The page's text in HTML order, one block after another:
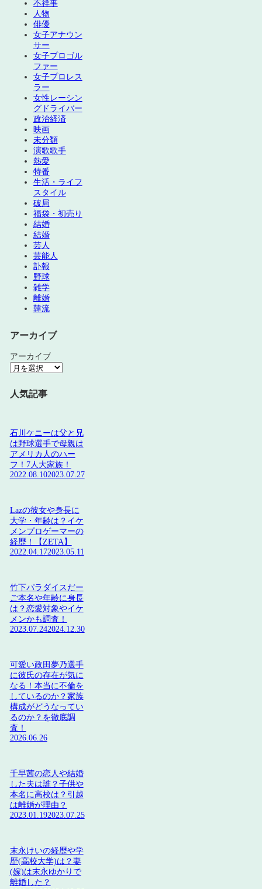
不祥事
人物
俳優
女子アナウン
サー
女子プロゴル
ファー
女子プロレス
ラー
女性レーシン
グドライバー
政治経済
映画
未分類
演歌歌手
熱愛
特番
生活・ライフ
スタイル
破局
福袋・初売り
結婚
結婚
芸人
芸能人
訃報
野球
雑学
離婚
韓流
アーカイブ
アーカイブ
人気記事
石川ケニーは父と兄
は野球選手で母親は
アメリカ人のハー
フ！7人大家族！
2022.08.102023.07.27
Lazの彼女や身長に
大学・年齢は？イケ
メンプロゲーマーの
経歴！【ZETA】
2022.04.172023.05.11
竹下パラダイスだー
ご本名や年齢に身長
は？恋愛対象やイケ
メンかも調査！
2023.07.242024.12.30
可愛い政田夢乃選手
に彼氏の存在が気に
なる！本当に不倫を
しているのか？家族
構成がどうなってい
るのか？を徹底調
査！
2026.06.26
千早茜の恋人や結婚
した夫は誰？子供や
本名に高校は？引越
は離婚が理由？
2023.01.192023.07.25
末永けいの経歴や学
歴(高校大学)は？妻
(嫁)は末永ゆかりで
離婚した？